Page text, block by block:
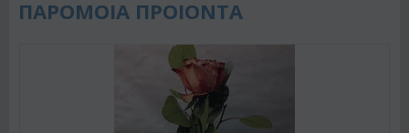
ΠΑΡΟΜΟΙΑ ΠΡΟΙΟΝΤΑ